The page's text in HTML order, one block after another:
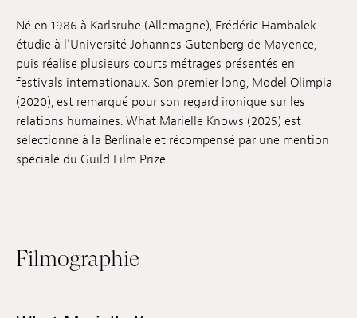
Emplois
Soumissions
Archives
Publications
Né en 1986 à Karlsruhe (Allemagne), Frédéric Hambalek
étudie à l’Université Johannes Gutenberg de Mayence,
puis réalise plusieurs courts métrages présentés en
festivals internationaux. Son premier long, Model Olimpia
(2020), est remarqué pour son regard ironique sur les
relations humaines. What Marielle Knows (2025) est
sélectionné à la Berlinale et récompensé par une mention
spéciale du Guild Film Prize.
Filmographie